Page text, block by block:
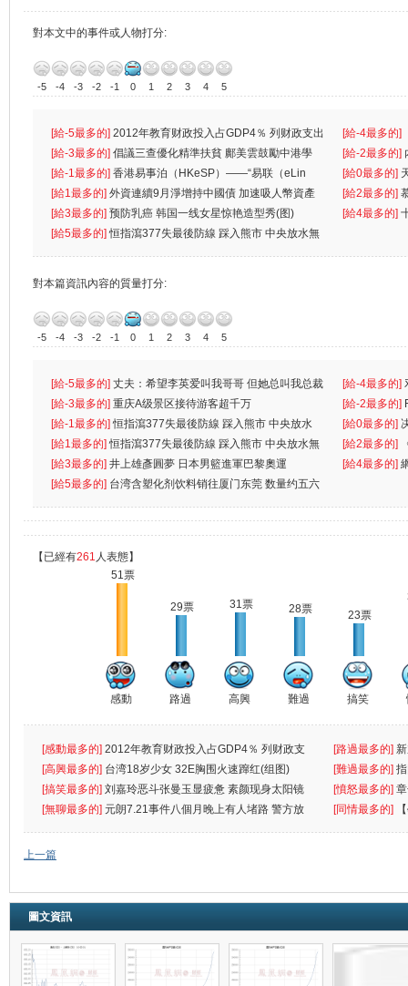
對本文中的事件或人物打分:
-5 -4 -3 -2 -1 0 1 2 3 4 5
[給-5最多的] 2012年教育财政投入占GDP4％ 列财政支出
首位
[給-4最多的]
一
[給-3最多的] 倡議三查優化精準扶貧 鄺美雲鼓勵中港學
生
[給-2最多的]
人
[給-1最多的] 香港易事泊（HKeSP）——“易联（eLin
k）”项目
[給0最多的]
[給1最多的] 外資連續9月淨增持中國債 加速吸人幣資產 [給2最多的]
[給3最多的] 预防乳癌 韩国一线女星惊艳造型秀(图) [給4最多的]
[給5最多的]恒指瀉377失最後防線 踩入熊市 中央放水無
對本篇資訊內容的質量打分:
-5 -4 -3 -2 -1 0 1 2 3 4 5
[給-5最多的] 丈夫：希望李英爱叫我哥哥 但她总叫我总裁
先
[給-4最多的]
离
[給-3最多的] 重庆A级景区接待游客超千万 [給-2最多的]
[給-1最多的]恒指瀉377失最後防線 踩入熊市 中央放水
無
[給0最多的]
[給1最多的]恒指瀉377失最後防線 踩入熊市 中央放水無 [給2最多的]
[給3最多的] 井上雄彥圓夢 日本男籃進軍巴黎奧運 [給4最多的]
[給5最多的] 台湾含塑化剂饮料销往厦门东莞 数量约五六
【已經有261 人表態】
51票
感動
29票
路過
31票
高興
28票
難過
23票
搞笑
[感動最多的] 2012年教育财政投入占GDP4％ 列财政支
出首位
[路過最多的]
[高興最多的] 台湾18岁少女 32E胸围火速蹿红(组图) [難過最多的]
罪
[搞笑最多的] 刘嘉玲恶斗张曼玉显疲惫 素颜现身太阳镜
遮
[憤怒最多的]
[無聊最多的] 元朗7.21事件八個月晚上有人堵路 警方放
[同情最多的]
上一篇
圖文資訊